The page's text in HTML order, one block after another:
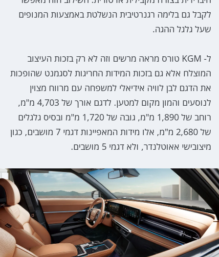
לקבל גם בלימה רגנרטיבית הנשלטת באמצעות המנופים
שעל גלגל ההגה.
ל- KGM טורס מראה מרשים וזה לא רק בזכות העיצוב
המוצלח אלא גם בזכות המידות החריגות לסגמנט שהופכות
את הדגם לבן לוויה אידיאלי למשפחה עם מרווח מצוין
לנוסעים והמון מקום למטען. לדגם אורך של 4,703 מ"מ,
רוחב של 1,890 מ"מ, גובה של 1,720 מ"מ ובסיס גלגלים
של 2,680 מ"מ, אלו מידות המאפיינות דגמי 7 מושבים, כגון
מיצובישי אאוטלנדר, ולא דגמי 5 מושבים.